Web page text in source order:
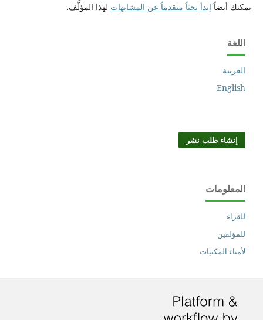
يمكنك أيضاً إبدأ بحثاً متقدماً عن المشابهات لهذا المؤلَّف.
اللغة
العربية
English
إنشاء طلب نشر
المعلومات
للقراء
للمؤلفين
لأمناء المكتبات